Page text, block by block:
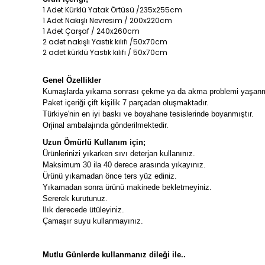
1 Adet Kürklü Yatak Örtüsü /235x255cm
1 Adet Nakışlı Nevresim / 200x220cm
1 Adet Çarşaf / 240x260cm
2 adet nakışlı Yastık kılıfı /50x70cm
2 adet kürklü Yastık kılıfı / 50x70cm
Genel Özellikler
Kumaşlarda yıkama sonrası çekme ya da akma problemi
Paket içeriği çift kişilik 7 parçadan oluşmaktadır.
Türkiye'nin en iyi baskı ve boyahane tesislerinde boyanmıştır.
Orjinal ambalajında gönderilmektedir.
Uzun Ömürlü Kullanım için;
Ürünlerinizi yıkarken sıvı deterjan kullanınız.
Maksimum 30 ila 40 derece arasında yıkayınız.
Ürünü yıkamadan önce ters yüz ediniz.
Yıkamadan sonra ürünü makinede bekletmeyiniz.
Sererek kurutunuz.
Ilık derecede ütüleyiniz.
Çamaşır suyu kullanmayınız.
Mutlu Günlerde kullanmanız dileği ile..